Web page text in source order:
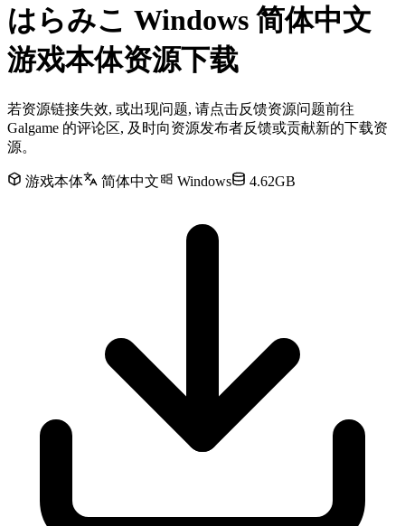
はらみこ Windows 简体中文
游戏本体资源下载
若资源链接失效, 或出现问题, 请点击反馈资源问题前往
Galgame 的评论区, 及时向资源发布者反馈或贡献新的下载资
源。
游戏本体 简体中文 Windows 4.62GB